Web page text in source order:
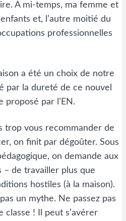
A mi-temps, ma femme et
et, l’autre moitié du
professionnelles
a été un choix de notre
par la dureté de ce nouvel
proposé par l’EN.
trop vous recommander de
on finit par dégoûter. Sous
on demande aux
– de travailler plus que
hostiles (à la maison).
un mythe. Ne passez pas
classe ! Il peut s’avérer